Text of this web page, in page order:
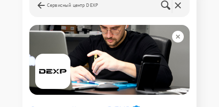
Сервисный центр DEXP